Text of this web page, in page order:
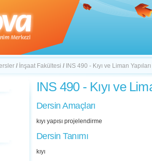
/ İnşaat Fakültesi / INS 490 - Kıyı ve Liman Yapıları
INS 490 - Kıyı ve
Dersin Amaçları
kıyı yapısı projelendirme
Dersin Tanımı
kıyı